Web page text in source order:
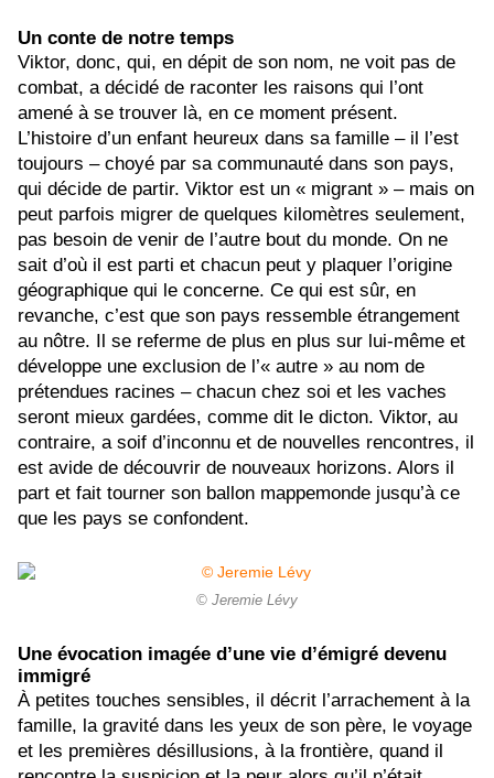
Un conte de notre temps
Viktor, donc, qui, en dépit de son nom, ne voit pas de
combat, a décidé de raconter les raisons qui l’ont
amené à se trouver là, en ce moment présent.
L’histoire d’un enfant heureux dans sa famille – il l’est
toujours – choyé par sa communauté dans son pays,
qui décide de partir. Viktor est un « migrant » – mais on
peut parfois migrer de quelques kilomètres seulement,
pas besoin de venir de l’autre bout du monde. On ne
sait d’où il est parti et chacun peut y plaquer l’origine
géographique qui le concerne. Ce qui est sûr, en
revanche, c’est que son pays ressemble étrangement
au nôtre. Il se referme de plus en plus sur lui-même et
développe une exclusion de l’« autre » au nom de
prétendues racines – chacun chez soi et les vaches
seront mieux gardées, comme dit le dicton. Viktor, au
contraire, a soif d’inconnu et de nouvelles rencontres, il
est avide de découvrir de nouveaux horizons. Alors il
part et fait tourner son ballon mappemonde jusqu’à ce
que les pays se confondent.
© Jeremie Lévy
Une évocation imagée d’une vie d’émigré devenu
immigré
À petites touches sensibles, il décrit l’arrachement à la
famille, la gravité dans les yeux de son père, le voyage
et les premières désillusions, à la frontière, quand il